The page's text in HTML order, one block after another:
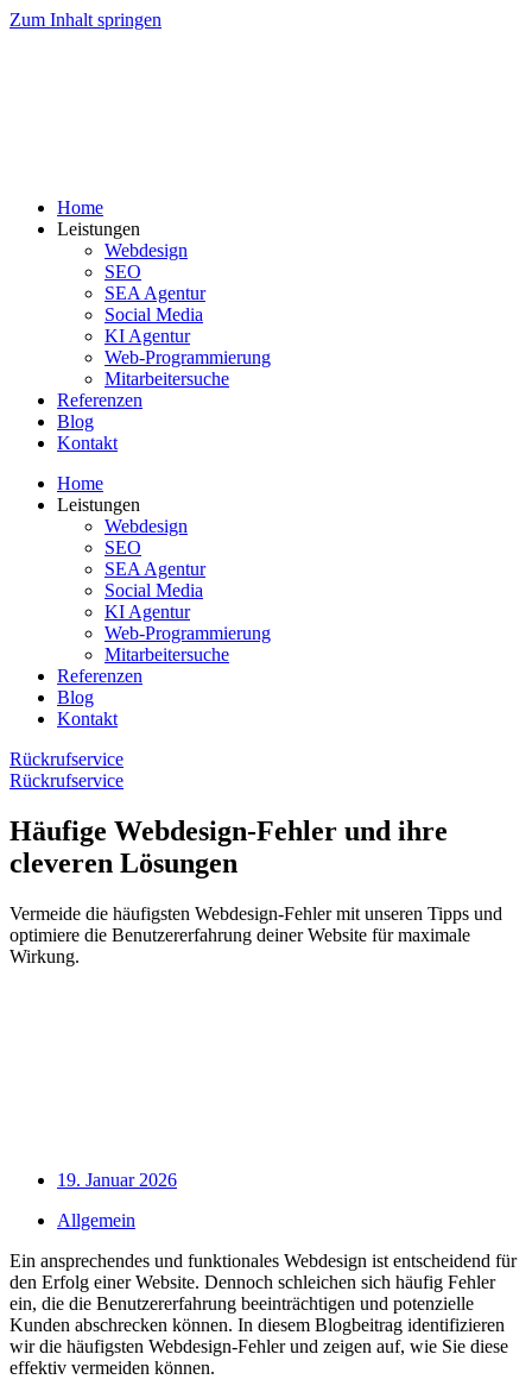
Zum Inhalt springen
Home
Leistungen
Webdesign
SEO
SEA Agentur
Social Media
KI Agentur
Web-Programmierung
Mitarbeitersuche
Referenzen
Blog
Kontakt
Home
Leistungen
Webdesign
SEO
SEA Agentur
Social Media
KI Agentur
Web-Programmierung
Mitarbeitersuche
Referenzen
Blog
Kontakt
Rückrufservice
Rückrufservice
Häufige Webdesign-Fehler und ihre
cleveren Lösungen
Vermeide die häufigsten Webdesign-Fehler mit unseren Tipps und
optimiere die Benutzererfahrung deiner Website für maximale
Wirkung.
19. Januar 2026
Allgemein
Ein ansprechendes und funktionales Webdesign ist entscheidend für
den Erfolg einer Website. Dennoch schleichen sich häufig Fehler
ein, die die Benutzererfahrung beeinträchtigen und potenzielle
Kunden abschrecken können. In diesem Blogbeitrag identifizieren
wir die häufigsten Webdesign-Fehler und zeigen auf, wie Sie diese
effektiv vermeiden können.